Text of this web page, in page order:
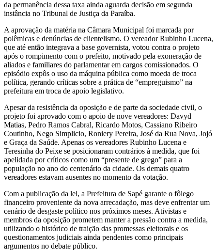
da permanência dessa taxa ainda aguarda decisão em segunda
instância no Tribunal de Justiça da Paraíba.
A aprovação da matéria na Câmara Municipal foi marcada por
polêmicas e denúncias de clientelismo. O vereador Rubinho Lucena,
que até então integrava a base governista, votou contra o projeto
após o rompimento com o prefeito, motivado pela exoneração de
aliados e familiares do parlamentar em cargos comissionados. O
episódio expôs o uso da máquina pública como moeda de troca
política, gerando críticas sobre a prática de “empreguismo” na
prefeitura em troca de apoio legislativo.
Apesar da resistência da oposição e de parte da sociedade civil, o
projeto foi aprovado com o apoio de nove vereadores: Davyd
Matias, Pedro Ramos Cabral, Ricardo Motos, Cassiano Ribeiro
Coutinho, Nego Simplicio, Roniery Pereira, José da Rua Nova, Jojó
e Graça da Saúde. Apenas os vereadores Rubinho Lucena e
Teresinha do Peixe se posicionaram contrários à medida, que foi
apelidada por críticos como um “presente de grego” para a
população no ano do centenário da cidade. Os demais quatro
vereadores estavam ausentes no momento da votação.
Com a publicação da lei, a Prefeitura de Sapé garante o fôlego
financeiro proveniente da nova arrecadação, mas deve enfrentar um
cenário de desgaste político nos próximos meses. Ativistas e
membros da oposição prometem manter a pressão contra a medida,
utilizando o histórico de traição das promessas eleitorais e os
questionamentos judiciais ainda pendentes como principais
argumentos no debate público.